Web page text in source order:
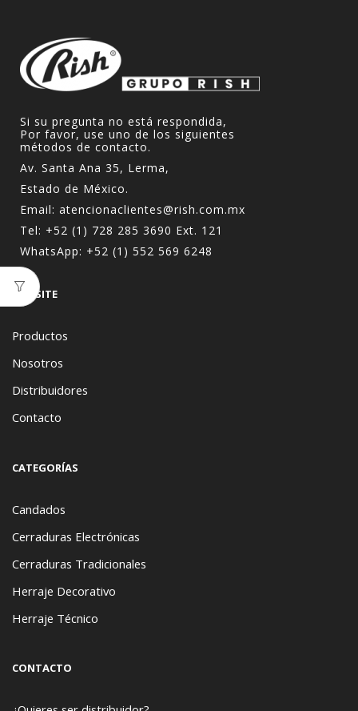
Si su pregunta no está respondida,
Por favor, use uno de los siguientes
métodos de contacto.
Av. Santa Ana 35, Lerma,
Estado de México.
Email: atencionaclientes@rish.com.mx
Tel: +52 (1) 728 285 3690 Ext. 121
WhatsApp: +52 (1) 552 569 6248
WEBSITE
Productos
Nosotros
Distribuidores
Contacto
CATEGORÍAS
Candados
Cerraduras Electrónicas
Cerraduras Tradicionales
Herraje Decorativo
Herraje Técnico
CONTACTO